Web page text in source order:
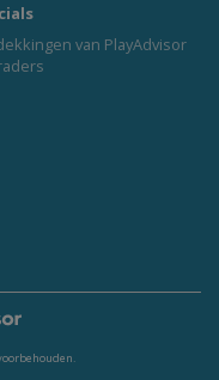
van PlayAdvisor